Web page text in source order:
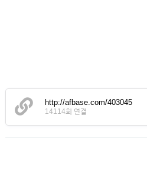
http://afbase.com/403045
14114회 연결